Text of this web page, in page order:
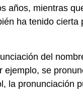
años, mientras
ha tenido
del
ejemplo, se
la pronunciación